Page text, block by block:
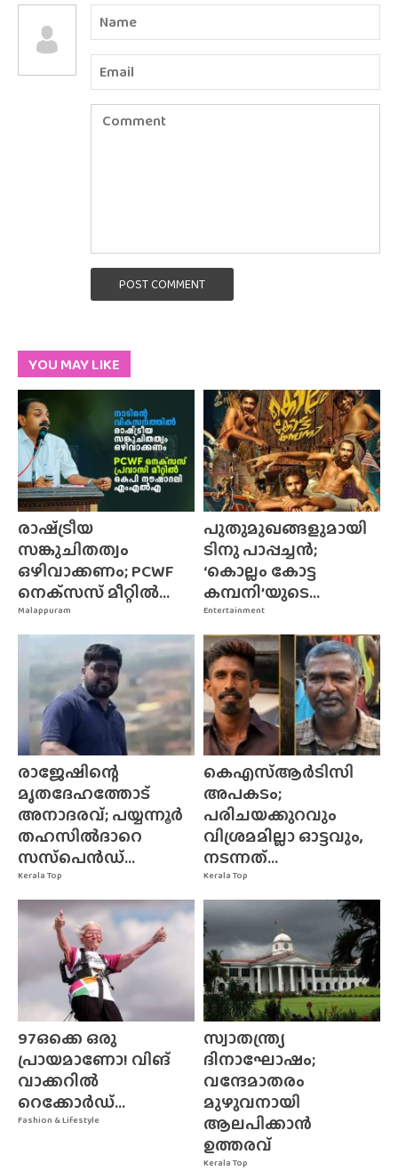
POST COMMENT
YOU MAY LIKE
Malappuram
രാഷ്‌ട്രീയ
സങ്കുചിതത്വം
ഒഴിവാക്കണം; PCWF
നെക്‌സസ്‌ മീറ്റിൽ...
Entertainment
പുതുമുഖങ്ങളുമായി
ടിനു പാപ്പച്ചൻ;
‘കൊല്ലം കോട്ട
കമ്പനി’യുടെ...
Kerala Top
രാജേഷിന്റെ
മൃതദേഹത്തോട്
അനാദരവ്; പയ്യന്നൂർ
തഹസിൽദാറെ
സസ്‌പെൻഡ്...
Kerala Top
കെഎസ്ആർടിസി
അപകടം;
പരിചയക്കുറവും
വിശ്രമമില്ലാ ഓട്ടവും,
നടന്നത്...
Fashion & Lifestyle
97ഒക്കെ ഒരു
പ്രായമാണോ! വിങ്
വാക്കറിൽ
റെക്കോർഡ്...
Kerala Top
സ്വാതന്ത്ര്യ
ദിനാഘോഷം;
വന്ദേമാതരം
മുഴുവനായി
ആലപിക്കാൻ
ഉത്തരവ്